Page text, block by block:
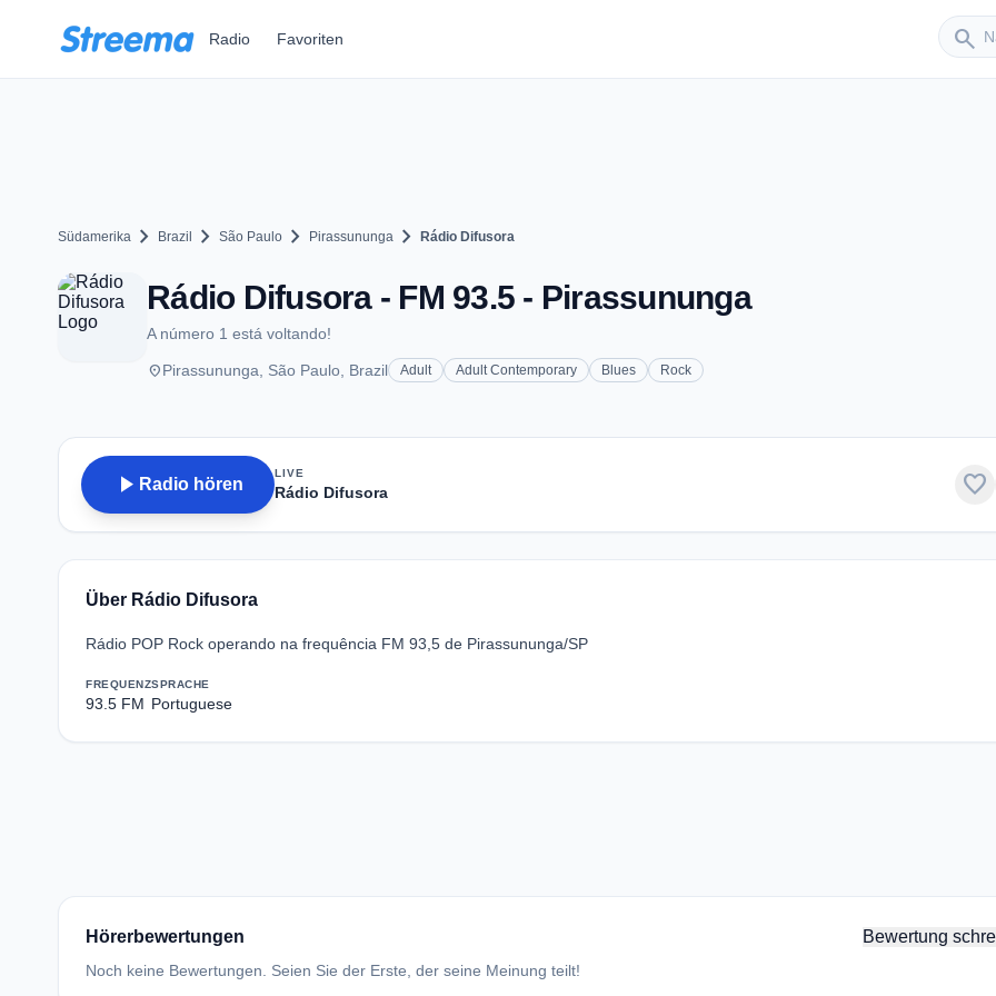
Radio Favoriten search
Südamerika chevron_right Brazil chevron_right São Paulo chevron_right Pirassununga chevron_right Rádio Difusora
Rádio Difusora - FM 93.5 - Pirassununga
A número 1 está voltando!
placePirassununga, São Paulo, Brazil Adult Adult Contemporary Blues Rock
play_arrow Radio hören
LIVE
Rádio Difusora favorite
Über Rádio Difusora
Rádio POP Rock operando na frequência FM 93,5 de Pirassununga/SP
FREQUENZ
93.5 FM
SPRACHE
Portuguese
Hörerbewertungen Bewertung
Noch keine Bewertungen. Seien Sie der Erste, der seine Meinung teilt!